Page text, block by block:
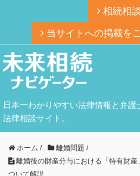
相続相
当サイトへの掲載を
日本一わかりやすい法律情報と弁
法律相談サイト。
ホーム / 離婚問題 /
離婚後の財産分与における「特有財
ついて解説